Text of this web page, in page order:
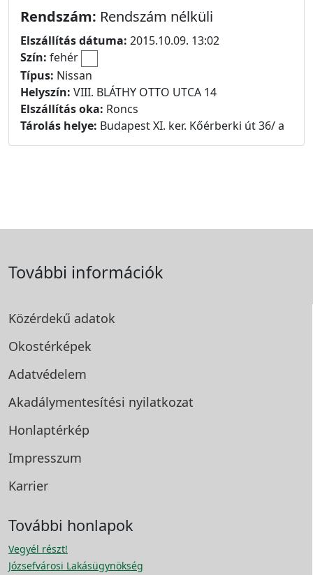
Rendszám: Rendszám nélküli
Elszállítás dátuma: 2015.10.09. 13:02
Szín: fehér
Típus: Nissan
Helyszín: VIII. BLÁTHY OTTO UTCA 14
Elszállítás oka: Roncs
Tárolás helye: Budapest XI. ker. Kőérberki út 36/ a
További információk
Közérdekű adatok
Okostérképek
Adatvédelem
Akadálymentesítési nyilatkozat
Honlaptérkép
Impresszum
Karrier
További honlapok
Vegyél részt!
Józsefvárosi Lakásügynökség